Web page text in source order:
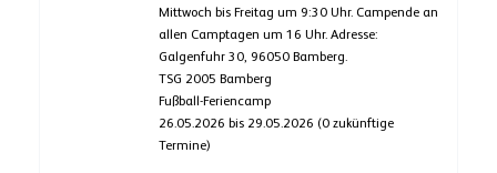
Mittwoch bis Freitag um 9:30 Uhr. Campende an
allen Camptagen um 16 Uhr. Adresse:
Galgenfuhr 30, 96050 Bamberg.
TSG 2005 Bamberg
Fußball-Feriencamp
26.05.2026 bis 29.05.2026 (0 zukünftige
Termine)